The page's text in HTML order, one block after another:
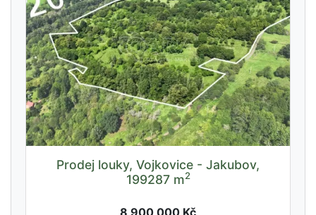
Prodej louky, Vojkovice - Jakubov,
199287 m2
8 900 000 Kč